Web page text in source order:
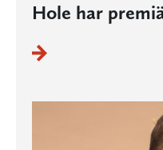
Hole har